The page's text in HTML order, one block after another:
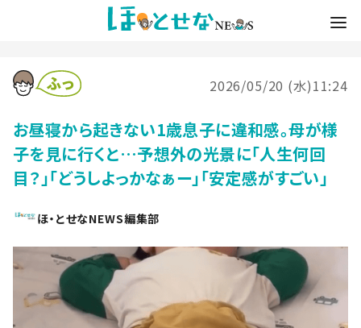
2026/05/20 (水)11:24
お昼寝から起きない1歳息子に違和感。母が様
子を見に行くと…予想外の光景に「人生何回
目？」「どうしよっかなぁー」「安定感がすごい」
ほ・とせなNEWS編集部